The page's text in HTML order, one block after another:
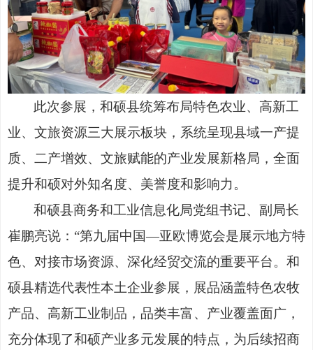
此次参展，和硕县统筹布局特色农业、高新工
业、文旅资源三大展示板块，系统呈现县域一产提
质、二产增效、文旅赋能的产业发展新格局，全面
提升和硕对外知名度、美誉度和影响力。
和硕县商务和工业信息化局党组书记、副局长
崔鹏亮说： “第九届中国—亚欧博览会是展示地方特
色、对接市场资源、深化经贸交流的重要平台。和
硕县精选代表性本土企业参展，展品涵盖特色农牧
产品、高新工业制品，品类丰富、产业覆盖面广，
充分体现了和硕产业多元发展的特点，为后续招商